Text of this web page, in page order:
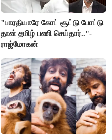
"பாரதியாரே கோட் சூட்டு போட்டு
தான் தமிழ் பணி செய்தார்.."-
ராஜ்மோகன்